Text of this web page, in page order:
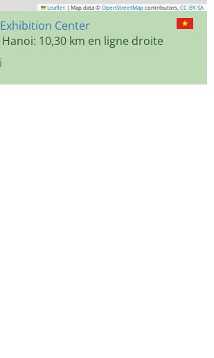
Leaflet | Map data © OpenStreetMap contributors, CC-BY-SA
Center
10,30 km en ligne droite